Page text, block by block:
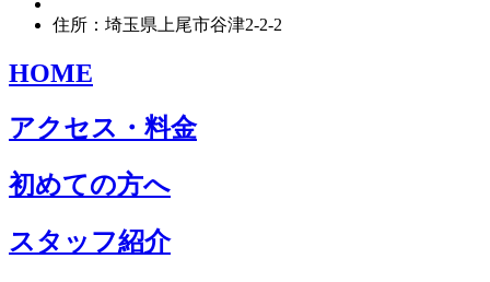
住所：埼玉県上尾市谷津2-2-2
HOME
アクセス・料金
初めての方へ
スタッフ紹介